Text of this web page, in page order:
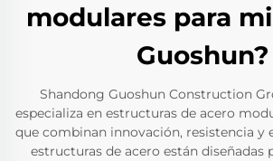
modulares para
Guoshun?
Shandong Guoshun Construction
especializa en estructuras de acero
que combinan innovación, resistencia y
estructuras de acero están diseñadas